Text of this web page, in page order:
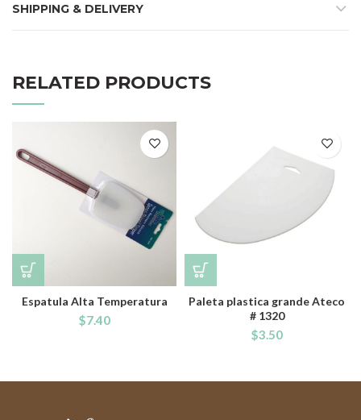
SHIPPING & DELIVERY
RELATED PRODUCTS
Espatula Alta Temperatura
$7.40
Paleta plastica grande Ateco
# 1320
$3.50